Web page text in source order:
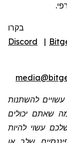
Discord |
עשויים להשתנות
שאתם יכולים
עשוי להיות